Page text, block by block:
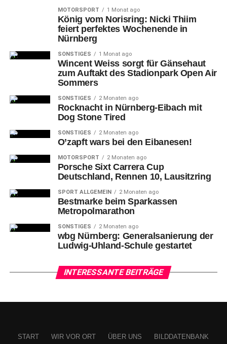
MOTORSPORT 1 Monat ago
König vom Norisring: Nicki Thiim
feiert perfektes Wochenende in
Nürnberg
SONSTIGES 1 Monat ago
Wincent Weiss sorgt für Gänsehaut
zum Auftakt des Stadionpark Open Air
Sommers
SONSTIGES 2 Monaten ago
Rocknacht in Nürnberg-Eibach mit
Dog Stone Tired
SONSTIGES 2 Monaten ago
O’zapft wars bei den Eibanesen!
MOTORSPORT 2 Monaten ago
Porsche Sixt Carrera Cup
Deutschland, Rennen 10, Lausitzring
SPORT ALLGEMEIN 2 Monaten ago
Bestmarke beim Sparkassen
Metropolmarathon
SONSTIGES 2 Monaten ago
wbg Nürnberg: Generalsanierung der
Ludwig-Uhland-Schule gestartet
INTERESSANTE BEITRÄGE
START WIR VOR ORT ÜBER UNS BILDDATENBANK